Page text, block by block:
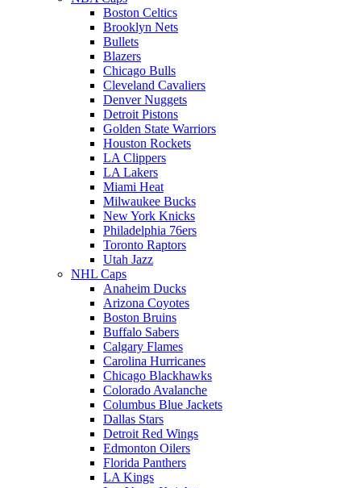
Boston Celtics
Brooklyn Nets
Bullets
Blazers
Chicago Bulls
Cleveland Cavaliers
Denver Nuggets
Detroit Pistons
Golden State Warriors
Houston Rockets
LA Clippers
LA Lakers
Miami Heat
Milwaukee Bucks
New York Knicks
Philadelphia 76ers
Toronto Raptors
Utah Jazz
NHL Caps
Anaheim Ducks
Arizona Coyotes
Boston Bruins
Buffalo Sabers
Calgary Flames
Carolina Hurricanes
Chicago Blackhawks
Colorado Avalanche
Columbus Blue Jackets
Dallas Stars
Detroit Red Wings
Edmonton Oilers
Florida Panthers
LA Kings